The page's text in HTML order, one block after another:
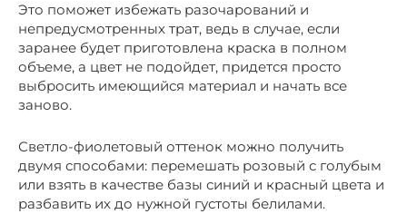
Это поможет избежать разочарований и
непредусмотренных трат, ведь в случае, если
заранее будет приготовлена краска в полном
объеме, а цвет не подойдет, придется просто
выбросить имеющийся материал и начать все
заново.
Светло-фиолетовый оттенок можно получить
двумя способами: перемешать розовый с голубым
или взять в качестве базы синий и красный цвета и
разбавить их до нужной густоты белилами.